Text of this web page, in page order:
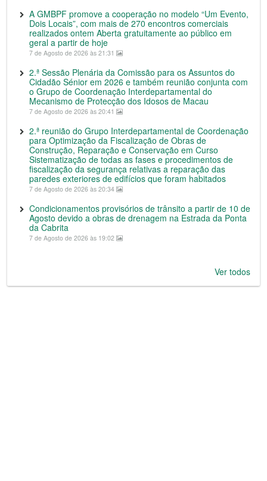
A GMBPF promove a cooperação no modelo “Um Evento,
Dois Locais”, com mais de 270 encontros comerciais
realizados ontem Aberta gratuitamente ao público em
geral a partir de hoje
7 de Agosto de 2026 às 21:31
2.ª Sessão Plenária da Comissão para os Assuntos do
Cidadão Sénior em 2026 e também reunião conjunta com
o Grupo de Coordenação Interdepartamental do
Mecanismo de Protecção dos Idosos de Macau
7 de Agosto de 2026 às 20:41
2.ª reunião do Grupo Interdepartamental de Coordenação
para Optimização da Fiscalização de Obras de
Construção, Reparação e Conservação em Curso
Sistematização de todas as fases e procedimentos de
fiscalização da segurança relativas a reparação das
paredes exteriores de edifícios que foram habitados
7 de Agosto de 2026 às 20:34
Condicionamentos provisórios de trânsito a partir de 10 de
Agosto devido a obras de drenagem na Estrada da Ponta
da Cabrita
7 de Agosto de 2026 às 19:02
Ver todos